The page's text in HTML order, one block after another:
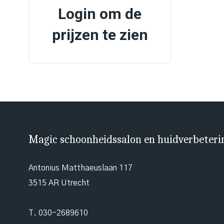
Login om de
prijzen te zien
Magic schoonheidssalon en
Antonius Matthaeuslaan 117
3515 AR Utrecht
T. 030-2689610